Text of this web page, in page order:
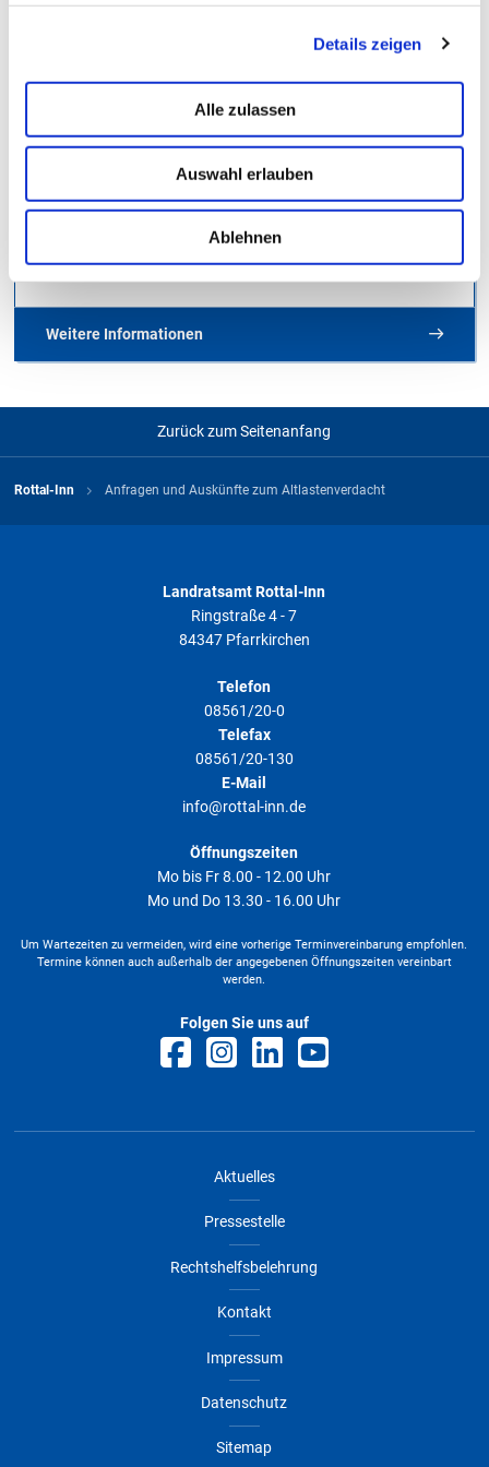
Wir verwenden Cookies, um Inhalte und Anzeigen zu
Verwendung unserer Website an unsere Partner für
soziale Medien, Werbung und Analysen weiter. Unsere
Partner führen diese Informationen möglicherweise mit
weiteren Daten zusammen, die Sie ihnen bereitgestellt
gesammelt haben. Weitere Informationen finden Sie in
unsererDatenschutzerklärung.
Details zeigen
Alle zulassen
Auswahl erlauben
Ablehnen
Telefon
Jetzt Kontakt aufnehmen
Weitere Informationen
Bayerisches Landesamt für Umwelt - Altes Lasten – Neue
Zurück zum Seitenanfang
Rottal-Inn Anfragen und Auskünfte zum Altlastenverdacht
Landratsamt Rottal-Inn
Ringstraße 4 - 7
84347 Pfarrkirchen
Telefon
08561/20-0
Telefax
08561/20-130
E-Mail
info@rottal-inn.de
Öffnungszeiten
Mo bis Fr 8.00 - 12.00 Uhr
Mo und Do 13.30 - 16.00 Uhr
Um Wartezeiten zu vermeiden, wird eine vorherige Terminvereinbarung empfohlen.
Termine können auch außerhalb der angegebenen Öffnungszeiten vereinbart
werden.
Folgen Sie uns auf
Aktuelles
Pressestelle
Rechtshelfsbelehrung
Kontakt
Impressum
Datenschutz
Sitemap